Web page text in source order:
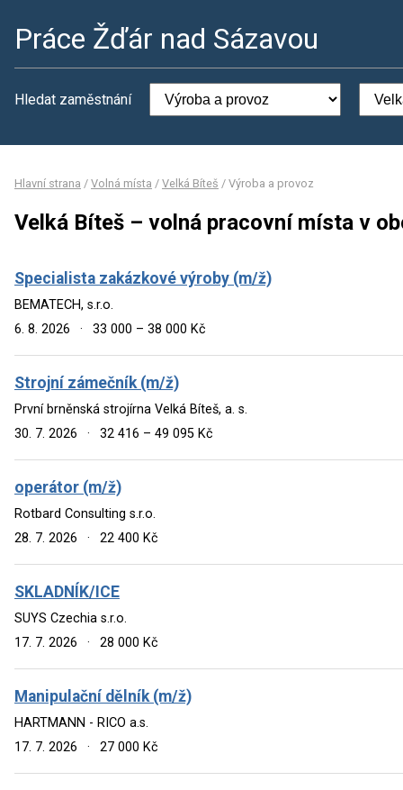
Práce Žďár nad Sázavou
Hledat zaměstnání
Hlavní strana / Volná místa / Velká Bíteš / Výroba a provoz
Velká Bíteš – volná pracovní místa v
Specialista zakázkové výroby (m/ž)
BEMATECH, s.r.o.
6. 8. 2026
· 33 000 – 38 000 Kč
Strojní zámečník (m/ž)
První brněnská strojírna Velká Bíteš, a. s.
30. 7. 2026
· 32 416 – 49 095 Kč
operátor (m/ž)
Rotbard Consulting s.r.o.
28. 7. 2026
· 22 400 Kč
SKLADNÍK/ICE
SUYS Czechia s.r.o.
17. 7. 2026
· 28 000 Kč
Manipulační dělník (m/ž)
HARTMANN - RICO a.s.
17. 7. 2026
· 27 000 Kč